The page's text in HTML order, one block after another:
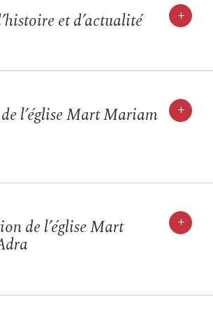
+
et d’actualité
+
l’église Mart Mariam
+
de l’église Mart